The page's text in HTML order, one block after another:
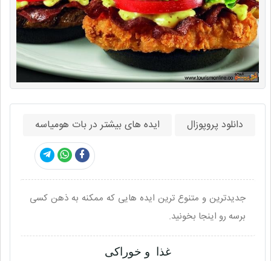
دانلود پروپوزال ایده های بیشتر در بات هومیاسه
جدیدترین و متنوع ترین ایده هایی که ممکنه به ذهن کسی
برسه رو اینجا بخونید.
غذا و خوراکی